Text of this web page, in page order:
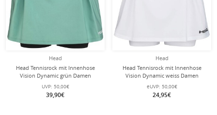
Head
Head Tennisrock mit Innenhose
Vision Dynamic grün Damen
UVP: 50,00€
39,90€
Head
Head Tennisrock mit Innenhose
Vision Dynamic weiss Damen
eUVP: 50,00€
24,95€